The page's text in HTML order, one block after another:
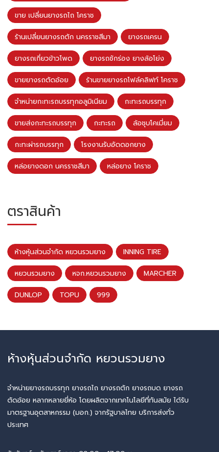
ขาย เปลี่ยนยางรถไถ โคราช
ร้านเปลี่ยนยางรถตัก นครราชสีมา ยางรถเครน
ยางรถเกี่ยวข้าวโพด ยางรถชักร่อง ยางล้อโย่ง
ขายยางรถตัดอ้อย ร้านขายยางรถโฟล์คลิฟท์ โคราช
จำหน่ายกะทะรถบรรทุกอลูมิเนียม กะทะรถบรรทุก
ขายส่งกะทะรถบรรทุก กะทะรถ ล้อชุบโคเมี่ยม
กะทะผ่ารถบรรทุก โรงงานรับอัดดอกยาง
หล่อยางดอก นครราชสีมา หล่อยาง โคราช
ตราสินค้า
ห้างหุ้นส่วนจำกัด หยวนรวมยาง INNING TIRE
หยวนรวมยาง หจก.หยวนรวมยาง MARCHER
DUNLOP TOPU 999
ห้างหุ้นส่วนจำกัด หยวนรวมยาง
จำหน่ายยางรถบรรทุก ยางรถไถ ยางรถตัก ยางรถบด ยางรถ
ตัดอ้อย หลากหลายยี่ห้อ โดยผลิตจากเทคโนโลยีที่ทันสมัย ได้รับ
มาตรฐานอุตสาหกรรม (มอก.) จากรัฐบาลไทย บริการส่งทั่ว
ประเทศ